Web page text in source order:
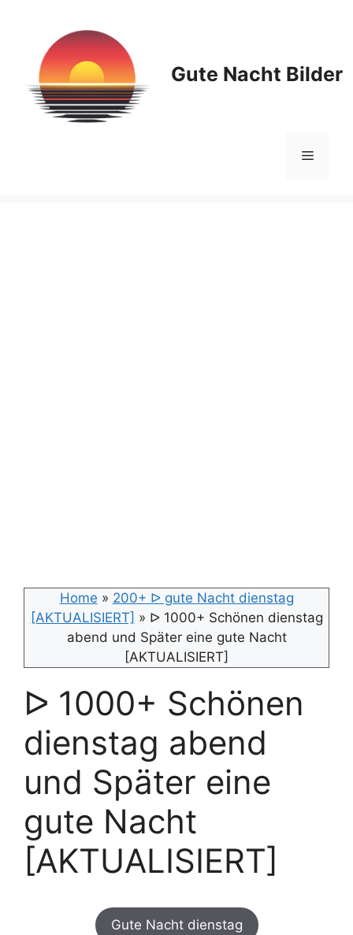
springen
Gute Nacht Bilder
Menü
Home » 200+ ᐅ gute Nacht dienstag
[AKTUALISIERT] » ᐅ 1000+ Schönen dienstag
abend und Später eine gute Nacht
[AKTUALISIERT]
ᐅ 1000+ Schönen
dienstag abend
und Später eine
gute Nacht
[AKTUALISIERT]
Gute Nacht dienstag